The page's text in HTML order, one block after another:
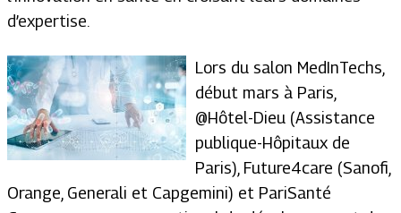
d’expertise.
Lors du salon MedInTechs,
début mars à Paris,
@Hôtel-Dieu (Assistance
publique-Hôpitaux de
Paris), Future4care (Sanofi,
Orange, Generali et Capgemini) et PariSanté